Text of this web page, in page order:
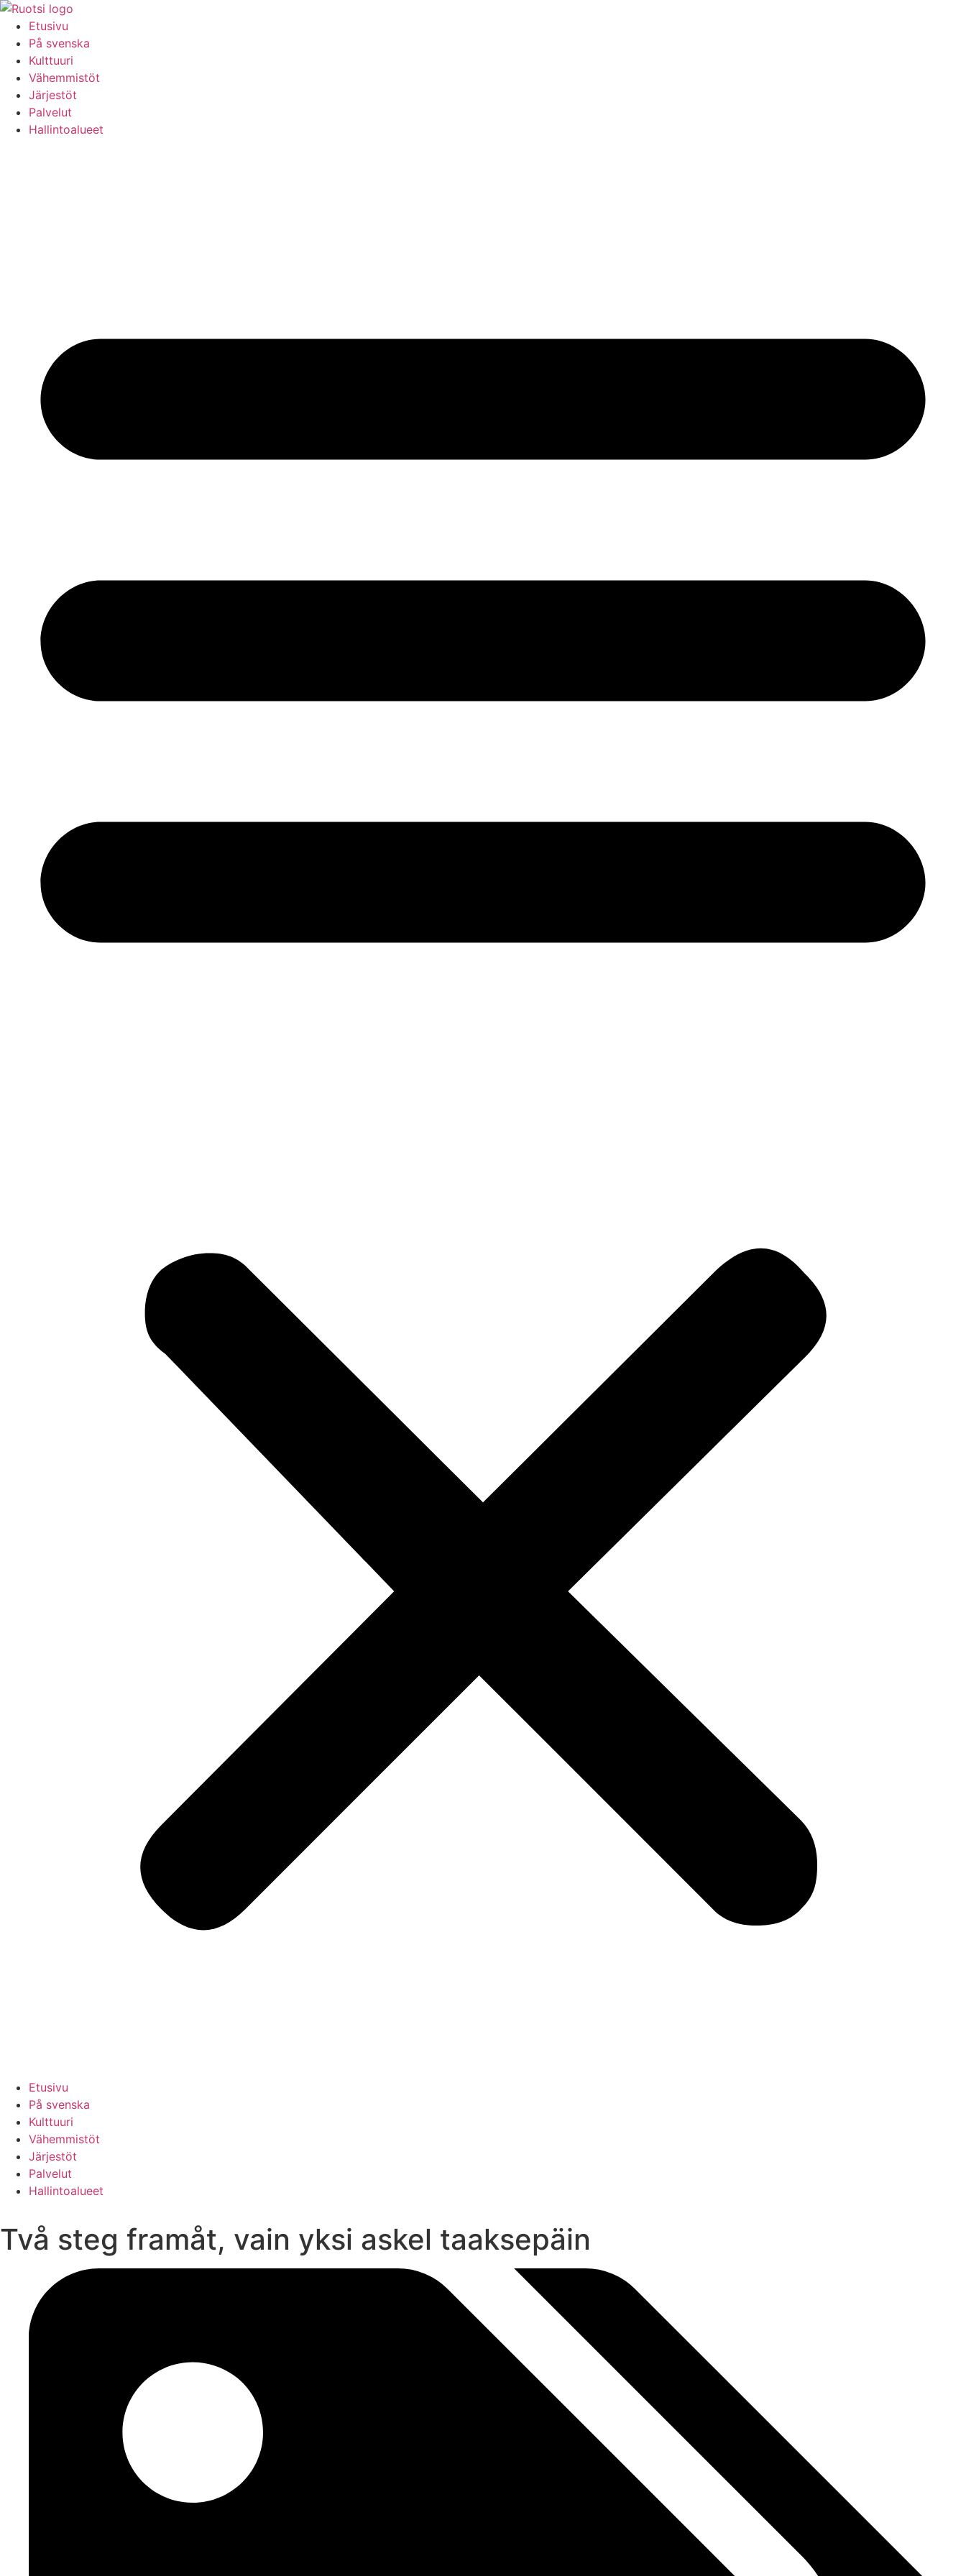
Hoppa
innehåll
Etusivu
På svenska
Kulttuuri
Vähemmistöt
Järjestöt
Palvelut
Hallintoalueet
Etusivu
På svenska
Kulttuuri
Vähemmistöt
Järjestöt
Palvelut
Hallintoalueet
Två steg framåt, vain yksi askel taaksepäin